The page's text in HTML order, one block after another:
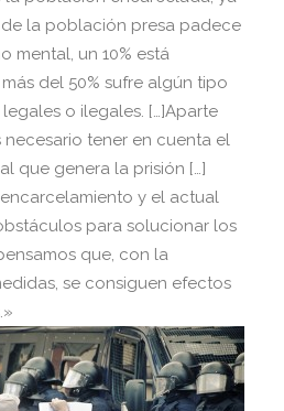
la población presa padece
mental, un 10% está
del 50% sufre algún tipo
o ilegales. […]Aparte
tener en cuenta el
que genera la prisión […]
y el actual
para solucionar los
que, con la
se consiguen efectos